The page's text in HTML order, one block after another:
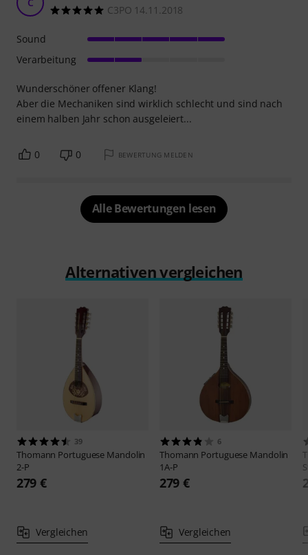
C3PO 14.11.2018
Wunderschöner offener Klang!
Aber die Mechaniken sind wirklich schlecht und sind nach
einem halben Jahr schon ausgeleiert...
Sound
Verarbeitung
0 0 BEWERTUNG MELDEN
Alle Bewertungen lesen
Alternativen vergleichen
39
Thomann Portuguese Mandolin
2-P
279 €
Vergleichen
6
Thomann Portuguese Mandolin
1A-P
279 €
Vergleichen